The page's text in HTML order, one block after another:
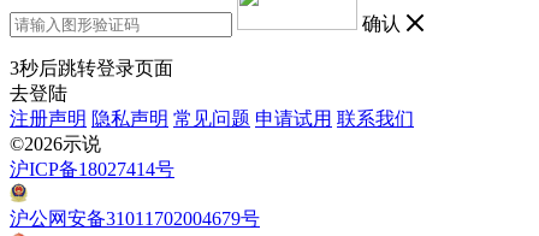
确认
3秒后跳转登录页面
去登陆
注册声明 隐私声明 常见问题 申请试用 联系我们
©2026示说
沪ICP备18027414号
沪公网安备31011702004679号